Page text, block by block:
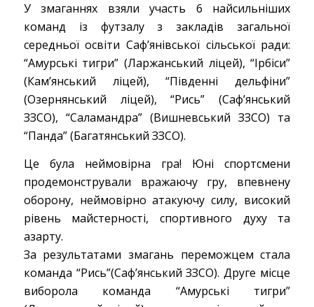
У змаганнях взяли участь 6 найсильніших
команд із футзалу з закладів загальної
середньої освіти Саф’янівської сільської ради:
“Амурські тигри” (Ларжанський ліцей), “Ірбіси”
(Кам’янський ліцей), “Південні дельфіни”
(Озернянський ліцей), “Рись” (Саф’янський
ЗЗСО), “Саламандра” (Вишневський ЗЗСО) та
“Панда” (Багатянський ЗЗСО).
Це була неймовірна гра! Юні спортсмени
продемонстрували вражаючу гру, впевнену
оборону, неймовірно атакуючу силу, високий
рівень майстерності, спортивного духу та
азарту.
За результатами змагань переможцем стала
команда “Рись”(Саф’янський ЗЗСО). Друге місце
виборола команда “Амурські тигри”